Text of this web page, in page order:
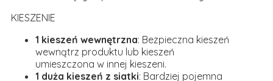
KIESZENIE
1 kieszeń wewnętrzna: Bezpieczna kieszeń
wewnątrz produktu lub kieszeń
umieszczona w innej kieszeni.
1 duża kieszeń z siatki: Bardziej pojemna